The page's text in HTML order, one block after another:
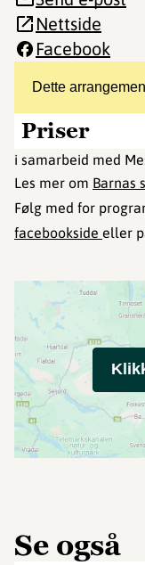
Dette
Priser
i samarbeid med
Les mer om Barnas
Følg med for
facebookside eller
Nettside
Facebook
Se også